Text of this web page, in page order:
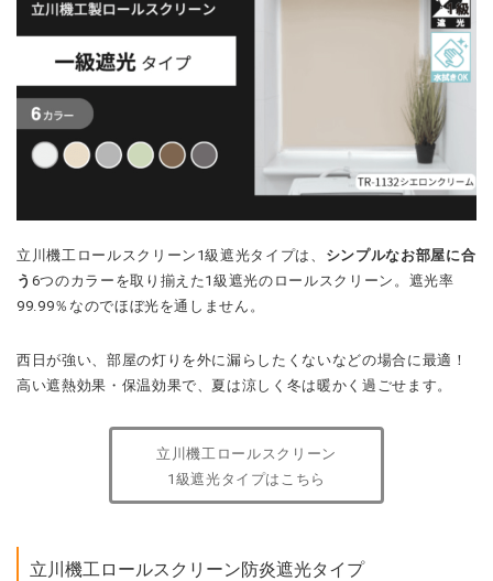
立川機工ロールスクリーン1級遮光タイプは、 シンプルなお部屋に合
う 6つのカラーを取り揃えた1級遮光のロールスクリーン。遮光率
99.99％なのでほぼ光を通しません。
西日が強い、部屋の灯りを外に漏らしたくないなどの場合に最適！
高い遮熱効果・保温効果で、夏は涼しく冬は暖かく過ごせます。
立川機工ロールスクリーン
1級遮光タイプはこちら
立川機工ロールスクリーン防炎遮光タイプ